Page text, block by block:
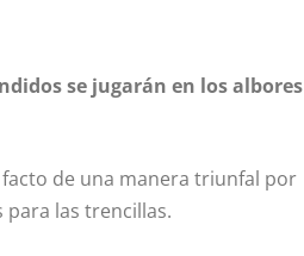
se jugarán en los albores
facto de una manera triunfal por
para las trencillas.